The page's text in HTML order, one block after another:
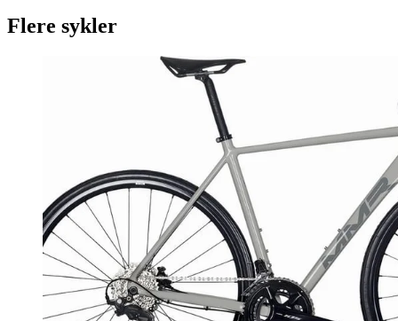
Flere sykler